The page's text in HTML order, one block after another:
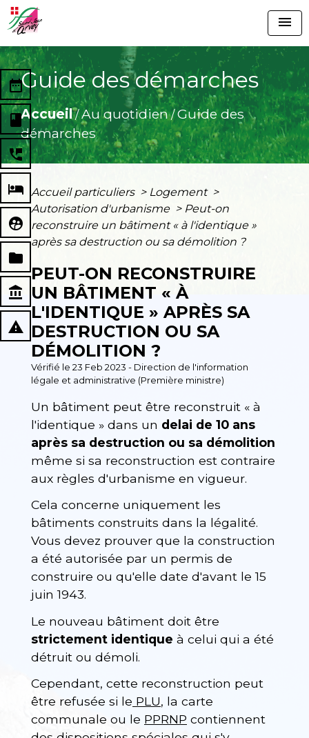
menu
Guide des démarches
Accueil/Au quotidien/Guide des
démarches
date_range
book
perm_phone_msg
local_hotel
supervised_user_circle
folder
account_balance
report_problem
Accueil particuliers > Logement >
Autorisation d'urbanisme > Peut-on
reconstruire un bâtiment « à l'identique »
après sa destruction ou sa démolition ?
PEUT-ON RECONSTRUIRE
UN BÂTIMENT « À
L'IDENTIQUE » APRÈS SA
DESTRUCTION OU SA
DÉMOLITION ?
Vérifié le 23 Feb 2023 - Direction de l'information
légale et administrative (Première ministre)
Un bâtiment peut être reconstruit « à
l'identique » dans un delai de 10 ans
après sa destruction ou sa démolition
même si sa reconstruction est contraire
aux règles d'urbanisme en vigueur.
Cela concerne uniquement les
bâtiments construits dans la légalité.
Vous devez prouver que la construction
a été autorisée par un permis de
construire ou qu'elle date d'avant le 15
juin 1943.
Le nouveau bâtiment doit être
strictement identique à celui qui a été
détruit ou démoli.
Cependant, cette reconstruction peut
être refusée si le PLU, la carte
communale ou le PPRNP contiennent